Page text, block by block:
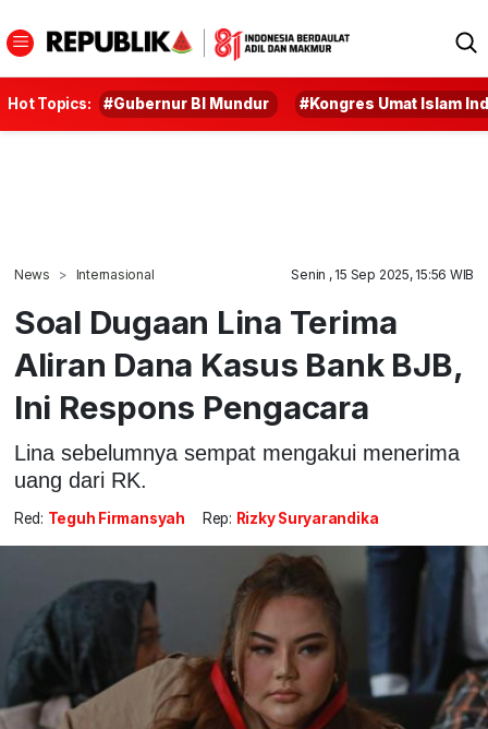
Hot Topics: #Gubernur BI Mundur #Kongres Umat Islam
News Internasional Senin , 15 Sep 2025, 15:56 WIB
Soal Dugaan Lina Terima
Aliran Dana Kasus Bank BJB,
Ini Respons Pengacara
Lina sebelumnya sempat mengakui menerima
uang dari RK.
Red: Teguh Firmansyah Rep: Rizky Suryarandika